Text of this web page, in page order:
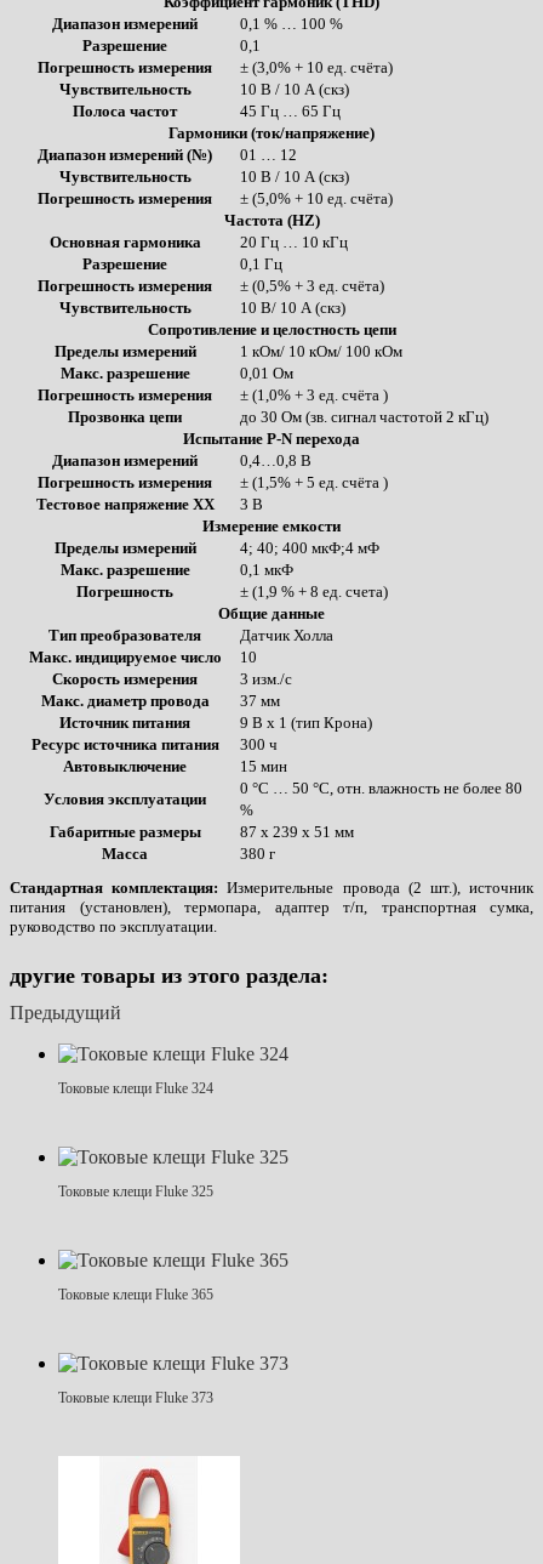
Диапазон измерений
0,1 % … 100 %
Разрешение
0,1
Погрешность измерения
± (3,0% + 10 ед. счёта)
Чувствительность
10 В / 10 А (скз)
Полоса частот
45 Гц … 65 Гц
Гармоники (ток/напряжение)
Диапазон измерений (№)
01 … 12
Чувствительность
10 В / 10 А (скз)
Погрешность измерения
± (5,0% + 10 ед. счёта)
Частота (HZ)
Основная гармоника
20 Гц … 10 кГц
Разрешение
0,1 Гц
Погрешность измерения
± (0,5% + 3 ед. счёта)
Чувствительность
10 В/ 10 А (скз)
Сопротивление и целостность цепи
Пределы измерений
1 кОм/ 10 кОм/ 100 кОм
Макс. разрешение
0,01 Ом
Погрешность измерения
± (1,0% + 3 ед. счёта )
Прозвонка цепи
до 30 Ом (зв. сигнал частотой 2 кГц)
Испытание P-N перехода
Диапазон измерений
0,4…0,8 В
Погрешность измерения
± (1,5% + 5 ед. счёта )
Тестовое напряжение ХХ
3 В
Измерение емкости
Пределы измерений
4; 40; 400 мкФ;4 мФ
Макс. разрешение
0,1 мкФ
Погрешность
± (1,9 % + 8 ед. счета)
Общие данные
Тип преобразователя
Датчик Холла
Макс. индицируемое число
10
Скорость измерения
3 изм./с
Макс. диаметр провода
37 мм
Источник питания
9 В х 1 (тип Крона)
Ресурс источника питания
300 ч
Автовыключение
15 мин
Условия эксплуатации
0 °С … 50 °С, отн. влажность не более 80
%
Габаритные размеры
87 х 239 х 51 мм
Масса
380 г
Стандартная комплектация:Измерительные провода (2 шт.), источник
питания (установлен), термопара, адаптер т/п, транспортная сумка,
руководство по эксплуатации.
другие товары из этого раздела:
Предыдущий
Токовые клещи Fluke 324
Токовые клещи Fluke 325
Токовые клещи Fluke 365
Токовые клещи Fluke 373